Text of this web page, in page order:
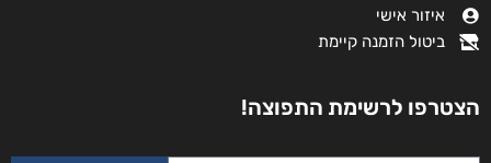
איזור אישי
ביטול הזמנה קיימת
הצטרפו לרשימת התפוצה!